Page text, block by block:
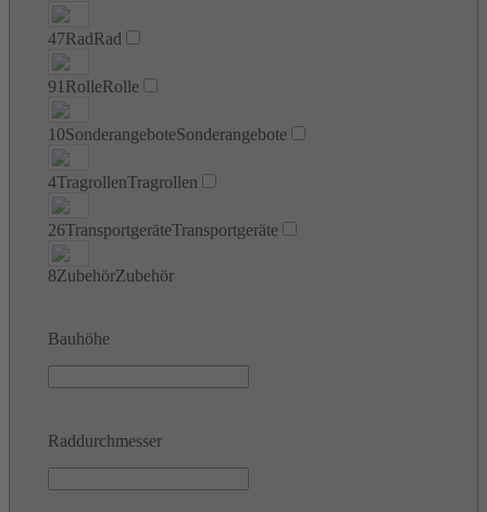
47RadRad
91 RolleRolle
10SonderangeboteSonderangebote
4TragrollenTragrollen
26TransportgeräteTransportgeräte
8ZubehörZubehör
Bauhöhe
Raddurchmesser